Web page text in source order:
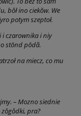
bŏł ino ciekŏw. We
potym szeptoł.
i czarownika i niy
stōnd pōdã.
na miecz, co mu
– Mozno siednie
pra?